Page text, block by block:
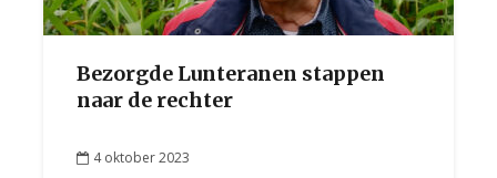
Bezorgde Lunteranen stappen
naar de rechter
4 oktober 2023